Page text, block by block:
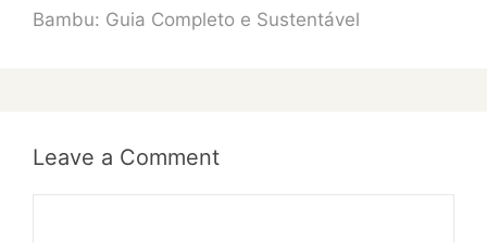
Bambu: Guia Completo e Sustentável
Leave a Comment